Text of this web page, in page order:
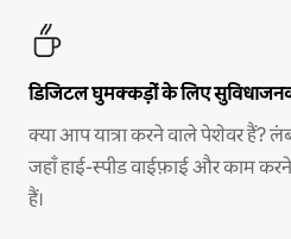
डिजिटल घुमक्कड़ों के लिए
क्या आप यात्रा करने वाले पेशेवर हैं?
जहाँ हाई-स्पीड वाईफ़ाई और काम
हैं।